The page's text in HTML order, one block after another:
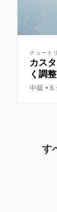
チュート
カス
く調
中級 6
す